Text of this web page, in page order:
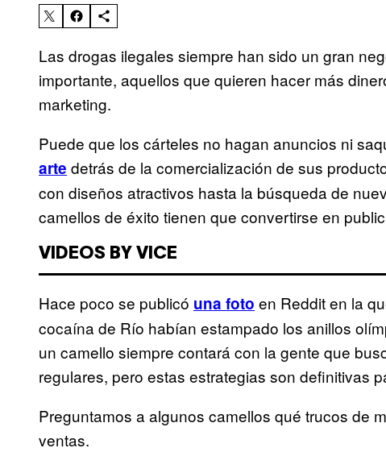
Las drogas ilegales siempre han sido un gran
importante, aquellos que quieren hacer más
marketing.
Puede que los cárteles no hagan anuncios ni
arte detrás de la comercialización de sus
con diseños atractivos hasta la búsqueda de
camellos de éxito tienen que convertirse en
VIDEOS BY VICE
Hace poco se publicó una foto en Reddit en la
cocaína de Río habían estampado los anillos
un camello siempre contará con la gente que
regulares, pero estas estrategias son definitivas
Preguntamos a algunos camellos qué trucos de
ventas.